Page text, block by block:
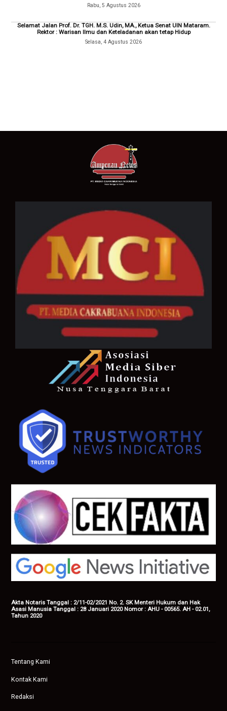
Rabu, 5 Agustus 2026
Selamat Jalan Prof. Dr. TGH. M.S. Udin, MA., Ketua Senat UIN Mataram.
Rektor : Warisan Ilmu dan Keteladanan akan tetap Hidup
Selasa, 4 Agustus 2026
Akta Notaris Tanggal : 2/11-02/2021 No. 2. SK Menteri Hukum dan Hak
Asasi Manusia Tanggal : 28 Januari 2020 Nomor : AHU - 00565. AH - 02.01,
Tahun 2020
Tentang Kami
Kontak Kami
Redaksi